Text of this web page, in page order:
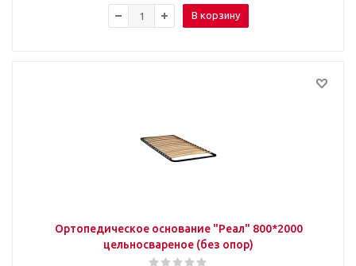
В корзину
Ортопедическое основание "Реал" 800*2000
цельносвареное (без опор)